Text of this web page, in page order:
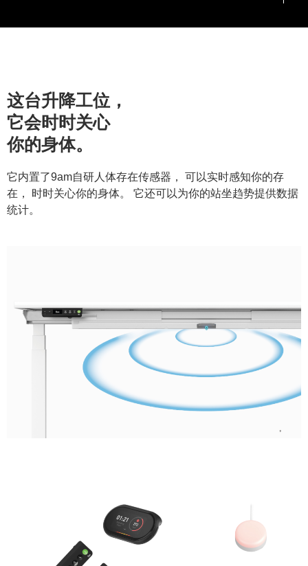
这台升降工位，
它会时时关心
你的身体。
它内置了9am自研人体存在传感器， 可以实时感知你的存
在， 时时关心你的身体。 它还可以为你的站坐趋势提供数据
统计。